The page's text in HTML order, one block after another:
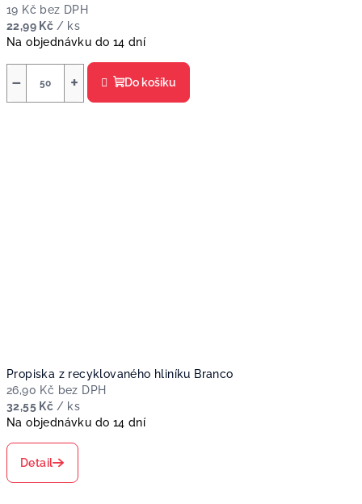
19 Kč bez DPH
22,99 Kč / ks
Na objednávku do 14 dní
+
− Do košíku
Propiska z recyklovaného hliníku Branco
26,90 Kč bez DPH
32,55 Kč / ks
Na objednávku do 14 dní
Detail